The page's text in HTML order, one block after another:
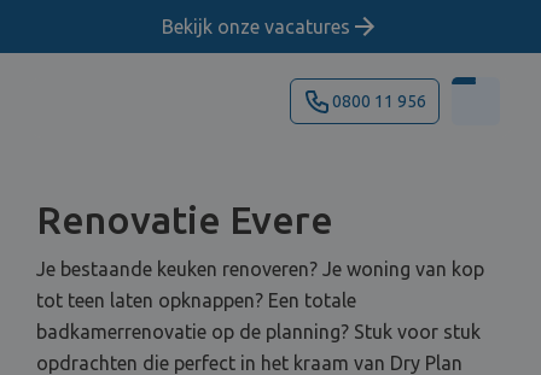
Bekijk onze vacatures
0800 11 956
Renovatie Evere
Je bestaande keuken renoveren? Je woning van kop
tot teen laten opknappen? Een totale
badkamerrenovatie op de planning? Stuk voor stuk
opdrachten die perfect in het kraam van Dry Plan